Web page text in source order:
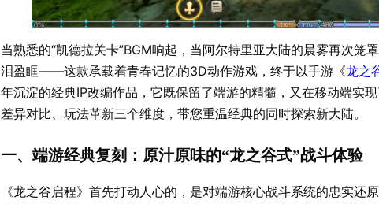
当熟悉的“凯德拉关卡”BGM响起，当阿尔特里亚大陆的晨雾再次笼
泪盈眶——这款承载着青春记忆的3D动作游戏，终于以手游《龙之
年沉淀的经典IP改编作品，它既保留了端游的精髓，又在移动端实
差异对比、玩法革新三个维度，带您重温经典的同时探索新大陆。
一、端游经典复刻：原汁原味的“龙之谷式”战斗体验
《龙之谷启程》首先打动人心的，是对端游核心战斗系统的忠实还